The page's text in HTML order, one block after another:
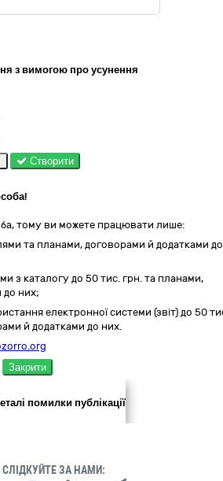
з вимогою про усунення
Створити
тому ви можете працювати лише:
та планами, договорами й додатками до
з каталогу до 50 тис. грн. та планами,
до них;
електронної системи (звіт) до 50
й додатками до них.
Закрити
помилки публікації
СЛІДКУЙТЕ ЗА НАМИ: